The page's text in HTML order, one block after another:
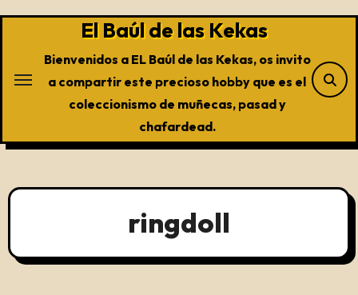
El Baúl de las Kekas
Bienvenidos a EL Baúl de las Kekas, os invito
a compartir este precioso hobby que es el
coleccionismo de muñecas, pasad y
chafardead.
ringdoll